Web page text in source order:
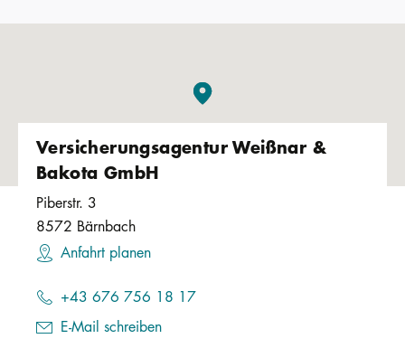
Versicherungsagentur Weißnar &
Bakota GmbH
Piberstr. 3
8572 Bärnbach
Anfahrt planen
+43 676 756 18 17
E-Mail schreiben